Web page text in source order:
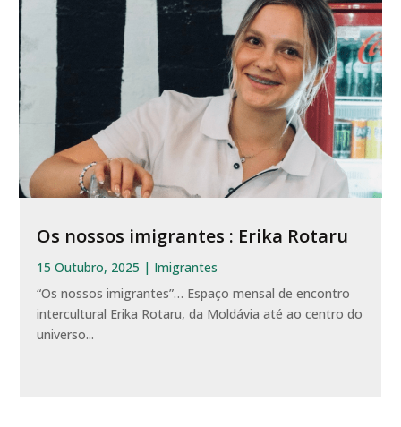
Os nossos imigrantes : Erika Rotaru
15 Outubro, 2025 | Imigrantes
“Os nossos imigrantes”… Espaço mensal de encontro
intercultural Erika Rotaru, da Moldávia até ao centro do
universo...